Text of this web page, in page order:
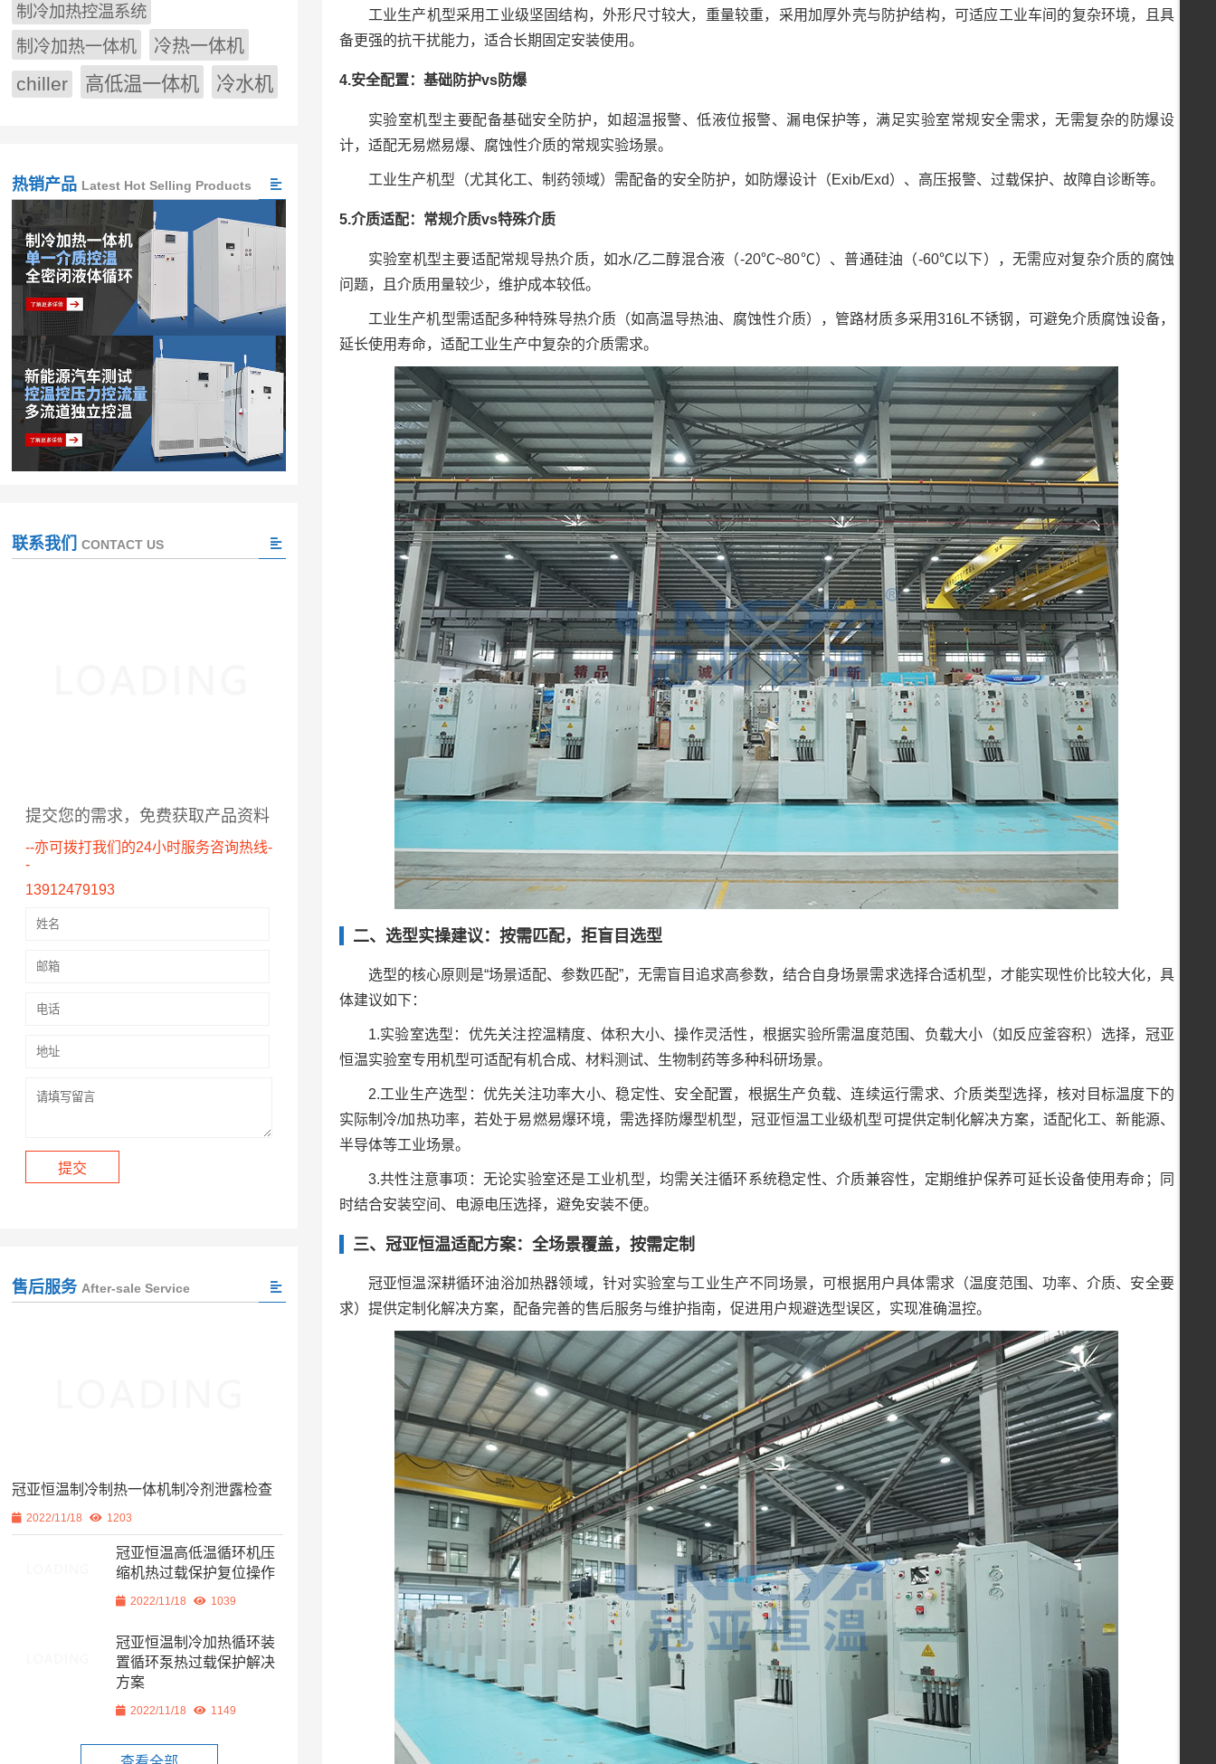
工业生产机型采用工业级坚固结构，外形尺寸较大，重量较重，采用加厚外壳与防护结构，可适应工业车间的复杂环境，且具
备更强的抗干扰能力，适合长期固定安装使用。
4.安全配置：基础防护vs防爆
实验室机型主要配备基础安全防护，如超温报警、低液位报警、漏电保护等，满足实验室常规安全需求，无需复杂的防爆设
计，适配无易燃易爆、腐蚀性介质的常规实验场景。
工业生产机型（尤其化工、制药领域）需配备的安全防护，如防爆设计（Exib/Exd）、高压报警、过载保护、故障自诊断等。
5.介质适配：常规介质vs特殊介质
实验室机型主要适配常规导热介质，如水/乙二醇混合液（-20℃~80℃）、普通硅油（-60℃以下），无需应对复杂介质的腐蚀
问题，且介质用量较少，维护成本较低。
工业生产机型需适配多种特殊导热介质（如高温导热油、腐蚀性介质），管路材质多采用316L不锈钢，可避免介质腐蚀设备，
延长使用寿命，适配工业生产中复杂的介质需求。
二、选型实操建议：按需匹配，拒盲目选型
选型的核心原则是“场景适配、参数匹配”，无需盲目追求高参数，结合自身场景需求选择合适机型，才能实现性价比较大化，具
体建议如下：
1.实验室选型：优先关注控温精度、体积大小、操作灵活性，根据实验所需温度范围、负载大小（如反应釜容积）选择，冠亚
恒温实验室专用机型可适配有机合成、材料测试、生物制药等多种科研场景。
2.工业生产选型：优先关注功率大小、稳定性、安全配置，根据生产负载、连续运行需求、介质类型选择，核对目标温度下的
实际制冷/加热功率，若处于易燃易爆环境，需选择防爆型机型，冠亚恒温工业级机型可提供定制化解决方案，适配化工、新能源、
半导体等工业场景。
3.共性注意事项：无论实验室还是工业机型，均需关注循环系统稳定性、介质兼容性，定期维护保养可延长设备使用寿命；同
时结合安装空间、电源电压选择，避免安装不便。
三、 冠亚恒温适配方案：全场景覆盖，按需定制
冠亚恒温深耕循环油浴加热器领域，针对实验室与工业生产不同场景，可根据用户具体需求（温度范围、功率、介质、安全要
求）提供定制化解决方案，配备完善的售后服务与维护指南，促进用户规避选型误区，实现准确温控。
制冷加热控温系统
制冷加热一体机
冷热一体机
chiller 高低温一体机 冷水机
热销产品 Latest Hot Selling Products
联系我们 CONTACT US
提交您的需求，免费获取产品资料
--亦可拨打我们的24小时服务咨询热线-
-
13912479193
售后服务 After-sale Service
冠亚恒温制冷制热一体机制冷剂泄露检查
2022/11/18 1203
冠亚恒温高低温循环机压
缩机热过载保护复位操作
2022/11/18 1039
冠亚恒温制冷加热循环装
置循环泵热过载保护解决
方案
2022/11/18 1149